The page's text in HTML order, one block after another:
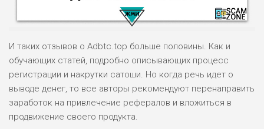
НАЗВАНИЕ ОБЗОР
И таких отзывов о Adbtc.top больше половины. Как и
обучающих статей, подробно описывающих процесс
регистрации и накрутки сатоши. Но когда речь идет о
выводе денег, то все авторы рекомендуют перенаправить
заработок на привлечение рефералов и вложиться в
продвижение своего продукта.